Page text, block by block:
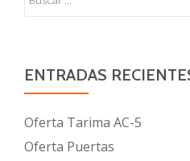
ENTRADAS
Oferta Tarima AC-5
Oferta Puertas